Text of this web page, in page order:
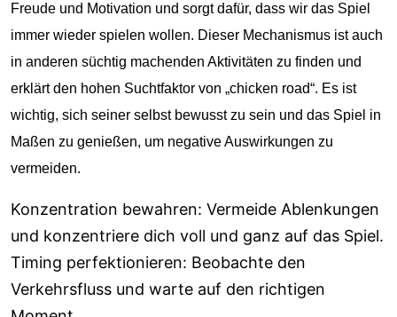
Freude und Motivation und sorgt dafür, dass wir das Spiel
immer wieder spielen wollen. Dieser Mechanismus ist auch
in anderen süchtig machenden Aktivitäten zu finden und
erklärt den hohen Suchtfaktor von „chicken road“. Es ist
wichtig, sich seiner selbst bewusst zu sein und das Spiel in
Maßen zu genießen, um negative Auswirkungen zu
vermeiden.
Konzentration bewahren: Vermeide Ablenkungen
und konzentriere dich voll und ganz auf das Spiel.
Timing perfektionieren: Beobachte den
Verkehrsfluss und warte auf den richtigen